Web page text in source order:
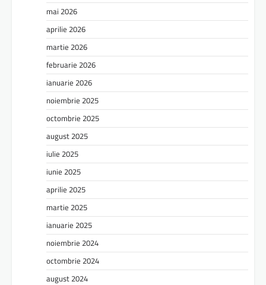
mai 2026
aprilie 2026
martie 2026
februarie 2026
ianuarie 2026
noiembrie 2025
octombrie 2025
august 2025
iulie 2025
iunie 2025
aprilie 2025
martie 2025
ianuarie 2025
noiembrie 2024
octombrie 2024
august 2024